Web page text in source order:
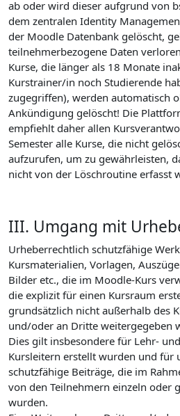
ab oder wird dieser aufgrund von
dem zentralen Identity
der Moodle Datenbank gelöscht,
teilnehmerbezogene Daten verloren
Kurse, die länger als 18 Monate
Kurstrainer/in noch Studierende
zugegriffen), werden automatisch
Ankündigung gelöscht! Die
empfiehlt daher allen
Semester alle Kurse, die nicht
aufzurufen, um zu gewährleisten,
nicht von der Löschroutine erfasst
III. Umgang mit
Urheberrechtlich schutzfähige
Kursmaterialien, Vorlagen,
Bilder etc., die im Moodle-Kurs
die explizit für einen Kursraum
grundsätzlich nicht außerhalb des
und/oder an Dritte weitergegeben
Dies gilt insbesondere für Lehr-
Kursleitern erstellt wurden und für
schutzfähige Beiträge, die im
von den Teilnehmern einzeln oder
wurden.